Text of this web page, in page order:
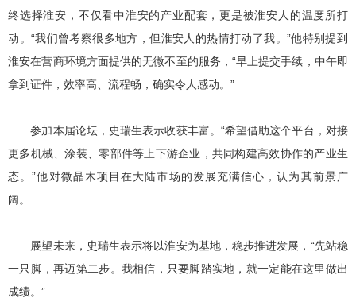
终选择淮安，不仅看中淮安的产业配套，更是被淮安人的温度所打
动。“我们曾考察很多地方，但淮安人的热情打动了我。”他特别提到
淮安在营商环境方面提供的无微不至的服务，“早上提交手续，中午即
拿到证件，效率高、流程畅，确实令人感动。”
参加本届论坛，史瑞生表示收获丰富。“希望借助这个平台，对接
更多机械、涂装、零部件等上下游企业，共同构建高效协作的产业生
态。”他对微晶木项目在大陆市场的发展充满信心，认为其前景广
阔。
展望未来，史瑞生表示将以淮安为基地，稳步推进发展，“先站稳
一只脚，再迈第二步。我相信，只要脚踏实地，就一定能在这里做出
成绩。”